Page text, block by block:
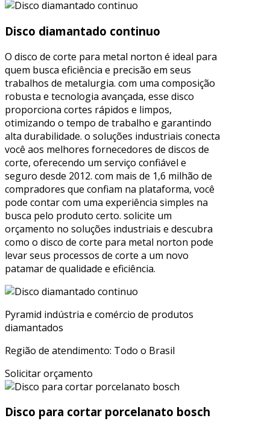
Disco diamantado continuo
O disco de corte para metal norton é ideal para
quem busca eficiência e precisão em seus
trabalhos de metalurgia. com uma composição
robusta e tecnologia avançada, esse disco
proporciona cortes rápidos e limpos,
otimizando o tempo de trabalho e garantindo
alta durabilidade. o soluções industriais conecta
você aos melhores fornecedores de discos de
corte, oferecendo um serviço confiável e
seguro desde 2012. com mais de 1,6 milhão de
compradores que confiam na plataforma, você
pode contar com uma experiência simples na
busca pelo produto certo. solicite um
orçamento no soluções industriais e descubra
como o disco de corte para metal norton pode
levar seus processos de corte a um novo
patamar de qualidade e eficiência.
Pyramid indústria e comércio de produtos
diamantados
Região de atendimento: Todo o Brasil
Solicitar orçamento
Disco para cortar porcelanato bosch